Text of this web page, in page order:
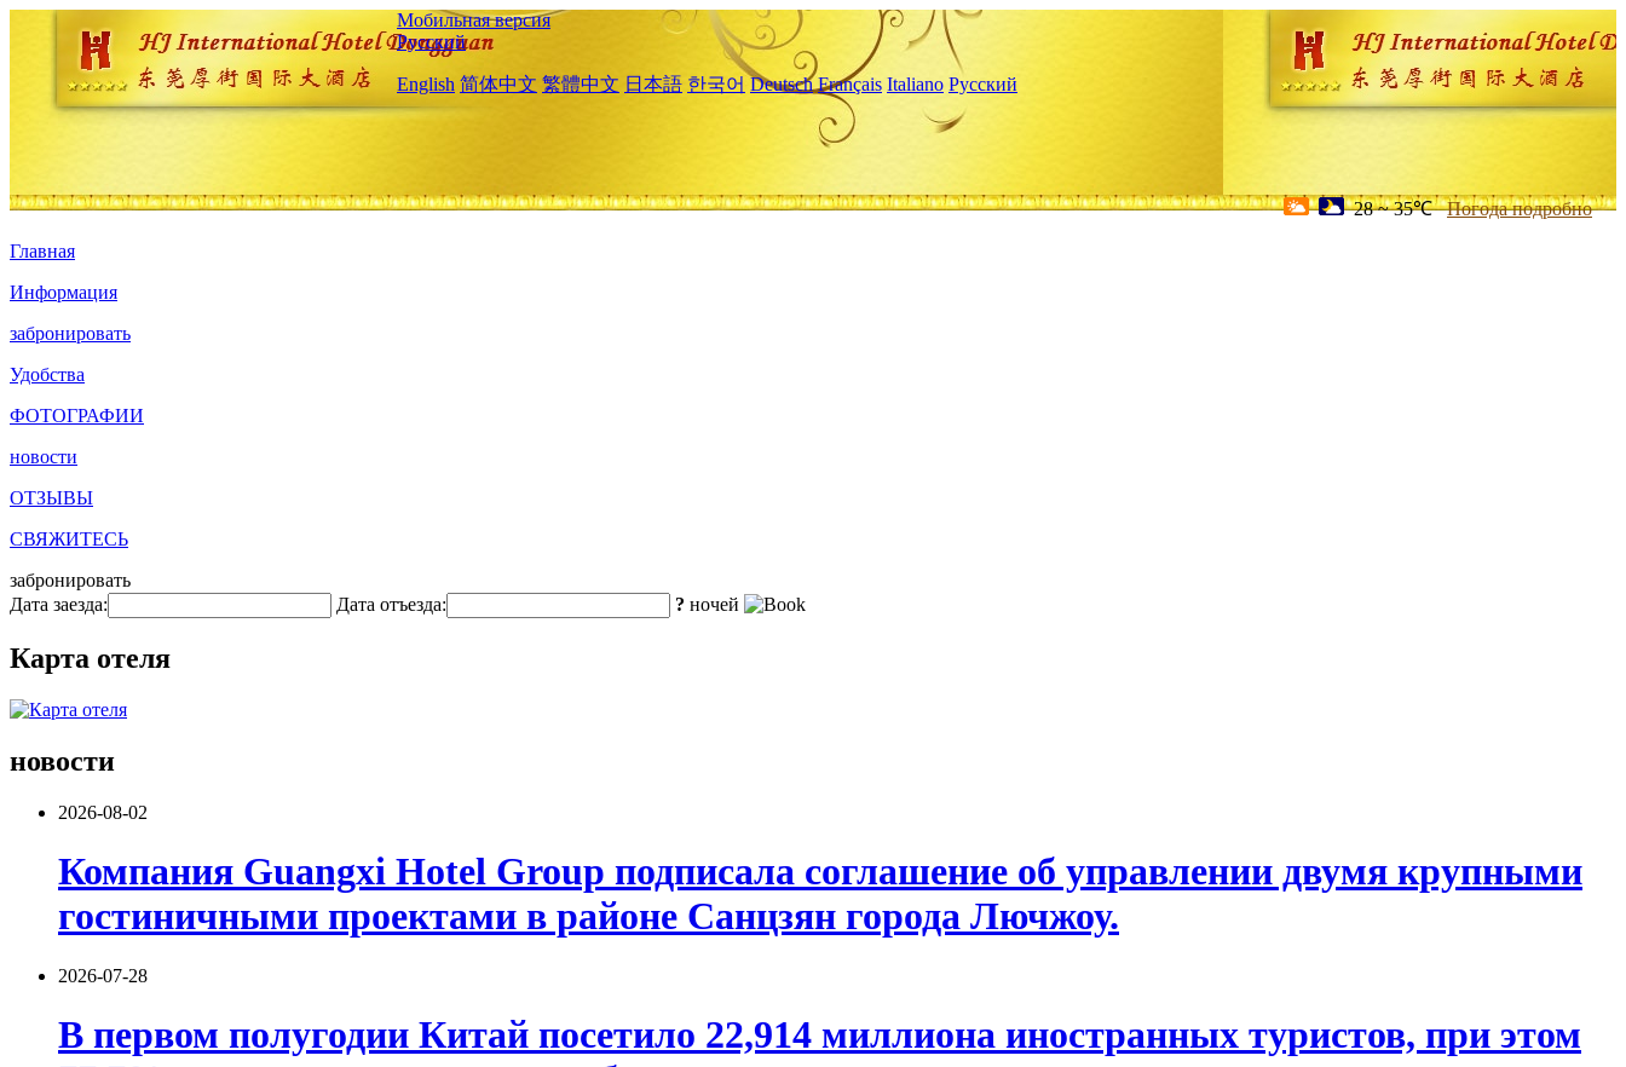
Мобильная версия
Русский
English 简体中文 繁體中文 日本語 한국어 Deutsch Français Italiano Русский
28 ~ 35℃ Погода подробно
Главная
Информация
забронировать
Удобства
ФОТОГРАФИИ
новости
ОТЗЫВЫ
СВЯЖИТЕСЬ
забронировать
Дата заезда:
Дата отъезда: ? ночей
Карта отеля
новости
2026-08-02
Компания Guangxi Hotel Group подписала соглашение об управлении двумя крупными
гостиничными проектами в районе Санцзян города Лючжоу.
2026-07-28
В первом полугодии Китай посетило 22,914 миллиона иностранных туристов, при этом